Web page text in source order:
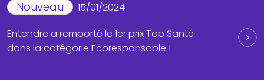
Nouveau
15/01/2024
Entendre a remporté le 1er prix Top Santé
dans la catégorie Ecoresponsable !